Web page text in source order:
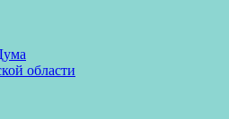
области